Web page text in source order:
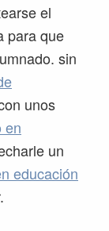
el
para que
sin
unos
en
un
educación